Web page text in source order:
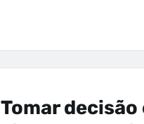
Tomar